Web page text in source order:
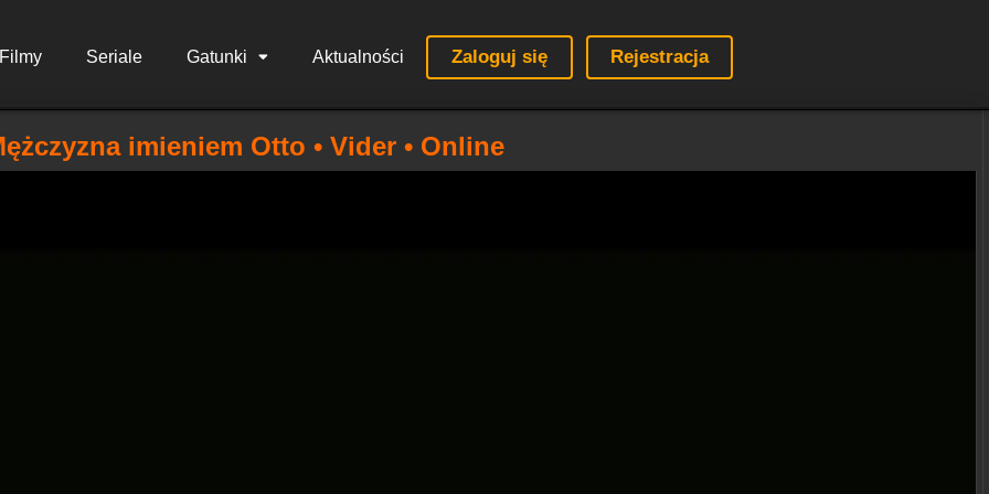
Seriale Gatunki Aktualności Zaloguj się Rejestracja
imieniem Otto • Vider • Online